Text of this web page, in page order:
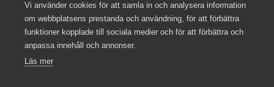
Kontakta oss
Press
Vi använder cookies för att samla in och analysera information
om webbplatsens prestanda och användning, för att förbättra
funktioner kopplade till sociala medier och för att förbättra och
anpassa innehåll och annonser.
Läs mer